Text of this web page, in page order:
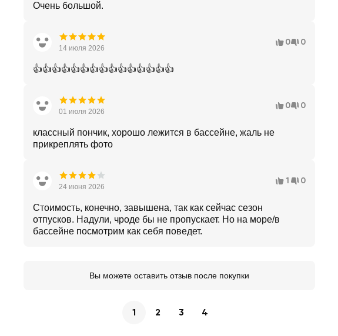
Очень большой.
14 июля 2026
0 0
👍👍👍👍👍👍👍👍👍👍👍👍👍👍👍
01 июля 2026
0 0
классный пончик, хорошо лежится в бассейне, жаль не
прикреплять фото
24 июня 2026
1 0
Стоимость, конечно, завышена, так как сейчас сезон
отпусков. Надули, чроде бы не пропускает. Но на море/в
бассейне посмотрим как себя поведет.
Вы можете оставить отзыв после покупки
1 2 3 4